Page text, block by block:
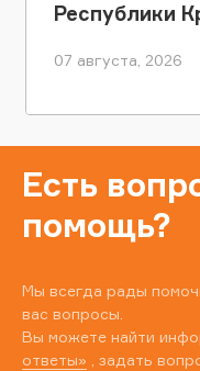
Республики
07 августа, 2026
Есть
помощь?
Мы всегда рады
вас вопросы.
Вы можете найти
ответы» , задать